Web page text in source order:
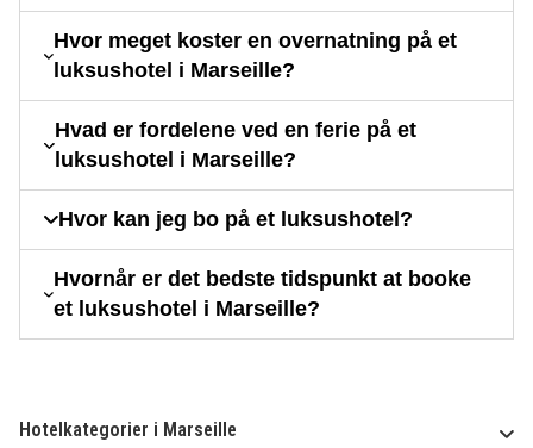
Hvor meget koster en overnatning på et
luksushotel i Marseille?
Hvad er fordelene ved en ferie på et
luksushotel i Marseille?
Hvor kan jeg bo på et luksushotel?
Hvornår er det bedste tidspunkt at booke
et luksushotel i Marseille?
Hotelkategorier i Marseille